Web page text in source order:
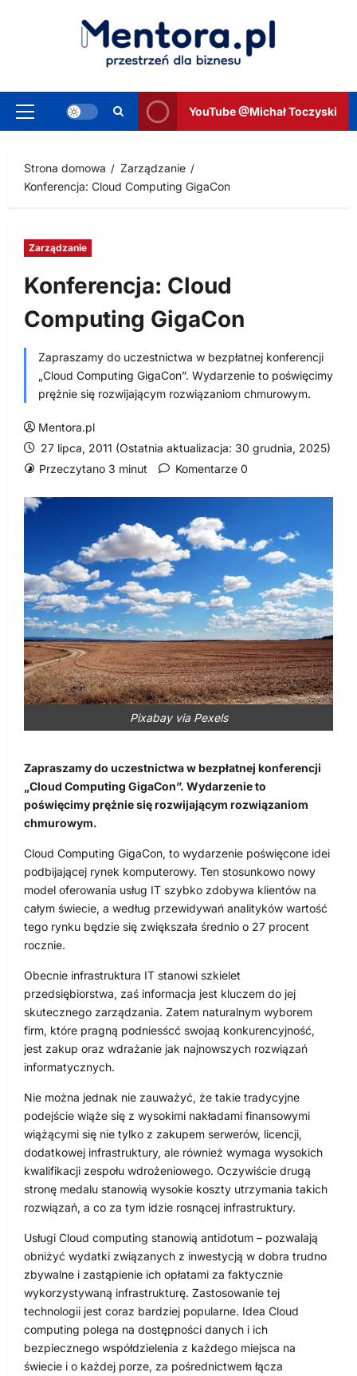
Menu
YouTube @Michał Toczyski
Strona domowa
Zarządzanie
Konferencja: Cloud Computing GigaCon
Zarządzanie
Konferencja: Cloud
Computing GigaCon
Zapraszamy do uczestnictwa w bezpłatnej konferencji
„Cloud Computing GigaCon”. Wydarzenie to poświęcimy
prężnie się rozwijającym rozwiązaniom chmurowym.
Mentora.pl
27 lipca, 2011 (Ostatnia aktualizacja: 30 grudnia, 2025)
Przeczytano 3 minut
Komentarze 0
Pixabay via Pexels
Zapraszamy do uczestnictwa w bezpłatnej konferencji
„Cloud Computing GigaCon”. Wydarzenie to
poświęcimy prężnie się rozwijającym rozwiązaniom
chmurowym.
Cloud Computing GigaCon, to wydarzenie poświęcone idei
podbijającej rynek komputerowy. Ten stosunkowo nowy
model oferowania usług IT szybko zdobywa klientów na
całym świecie, a według przewidywań analityków wartość
tego rynku będzie się zwiększała średnio o 27 procent
rocznie.
Obecnie infrastruktura IT stanowi szkielet
przedsiębiorstwa, zaś informacja jest kluczem do jej
skutecznego zarządzania. Zatem naturalnym wyborem
firm, które pragną podniesścć swojaą konkurencyjność,
jest zakup oraz wdrażanie jak najnowszych rozwiązań
informatycznych.
Nie można jednak nie zauważyć, że takie tradycyjne
podejście wiąże się z wysokimi nakładami finansowymi
wiążącymi się nie tylko z zakupem serwerów, licencji,
dodatkowej infrastruktury, ale również wymaga wysokich
kwalifikacji zespołu wdrożeniowego. Oczywiście drugą
stronę medalu stanowią wysokie koszty utrzymania takich
rozwiązań, a co za tym idzie rosnącej infrastruktury.
Usługi Cloud computing stanowią antidotum – pozwalają
obniżyć wydatki związanych z inwestycją w dobra trudno
zbywalne i zastąpienie ich opłatami za faktycznie
wykorzystywaną infrastrukturę. Zastosowanie tej
technologii jest coraz bardziej popularne. Idea Cloud
computing polega na dostępności danych i ich
bezpiecznego współdzielenia z każdego miejsca na
świecie i o każdej porze, za pośrednictwem łącza